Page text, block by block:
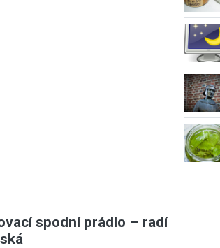
spodní prádlo – radí